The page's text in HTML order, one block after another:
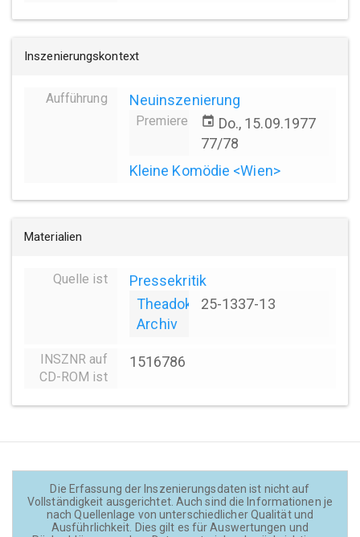
Inszenierungskontext
Aufführung Neuinszenierung
Premiere event Do., 15.09.1977
77/78
Kleine Komödie <Wien>
Materialien
Quelle ist
Pressekritik
Theadok
Archiv
25-1337-13
INSZNR auf
CD-ROM ist
1516786
Die Erfassung der Inszenierungsdaten ist nicht auf
Vollständigkeit ausgerichtet. Auch sind die Informationen je
nach Quellenlage von unterschiedlicher Qualität und
Ausführlichkeit. Dies gilt es für Auswertungen und